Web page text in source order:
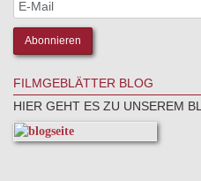
FILMGEBLÄTTER BLOG
HIER GEHT ES ZU UNSEREM